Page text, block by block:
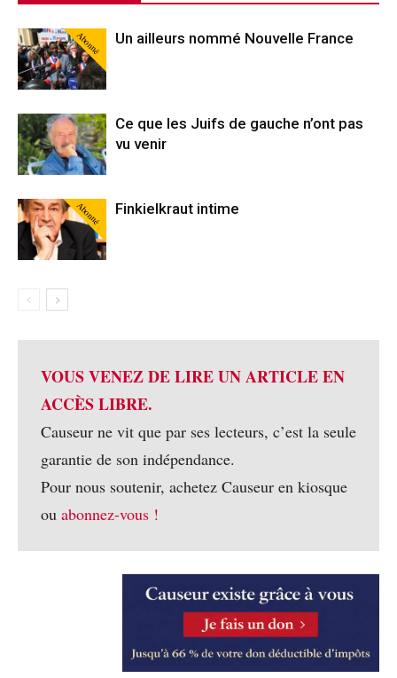
Abonné Un ailleurs nommé Nouvelle France
Ce que les Juifs de gauche n’ont pas
vu venir
Abonné Finkielkraut intime
VOUS VENEZ DE LIRE UN ARTICLE EN
ACCÈS LIBRE.
Causeur ne vit que par ses lecteurs, c’est la seule
garantie de son indépendance.
Pour nous soutenir, achetez Causeur en kiosque
ou abonnez-vous !